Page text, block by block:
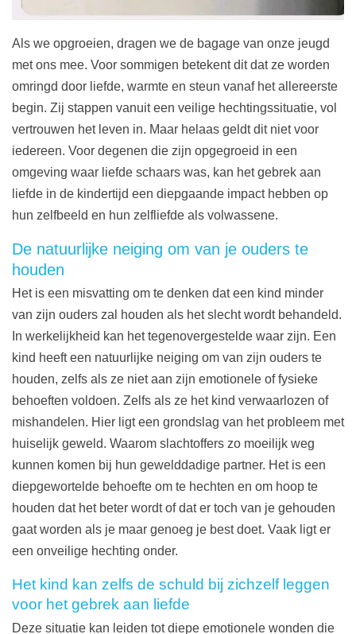
Als we opgroeien, dragen we de bagage van onze jeugd
met ons mee. Voor sommigen betekent dit dat ze worden
omringd door liefde, warmte en steun vanaf het allereerste
begin. Zij stappen vanuit een veilige hechtingssituatie, vol
vertrouwen het leven in. Maar helaas geldt dit niet voor
iedereen. Voor degenen die zijn opgegroeid in een
omgeving waar liefde schaars was, kan het gebrek aan
liefde in de kindertijd een diepgaande impact hebben op
hun zelfbeeld en hun zelfliefde als volwassene.
De natuurlijke neiging om van je ouders te
houden
Het is een misvatting om te denken dat een kind minder
van zijn ouders zal houden als het slecht wordt behandeld.
In werkelijkheid kan het tegenovergestelde waar zijn. Een
kind heeft een natuurlijke neiging om van zijn ouders te
houden, zelfs als ze niet aan zijn emotionele of fysieke
behoeften voldoen. Zelfs als ze het kind verwaarlozen of
mishandelen. Hier ligt een grondslag van het probleem met
huiselijk geweld. Waarom slachtoffers zo moeilijk weg
kunnen komen bij hun gewelddadige partner. Het is een
diepgewortelde behoefte om te hechten en om hoop te
houden dat het beter wordt of dat er toch van je gehouden
gaat worden als je maar genoeg je best doet. Vaak ligt er
een onveilige hechting onder.
Het kind kan zelfs de schuld bij zichzelf leggen
voor het gebrek aan liefde
Deze situatie kan leiden tot diepe emotionele wonden die